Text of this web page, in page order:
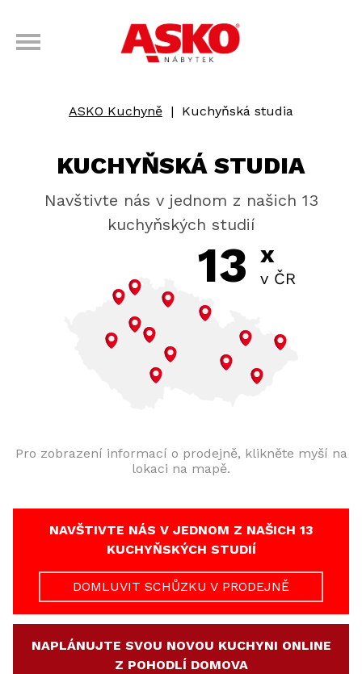
ASKO Kuchyně | Kuchyňská studia
KUCHYŇSKÁ STUDIA
Navštivte nás v jednom z našich 13
kuchyňských studií
13 x
v ČR
Pro zobrazení informací o prodejně, klikněte myší na
lokaci na mapě.
NAVŠTIVTE NÁS V JEDNOM Z NAŠICH 13
KUCHYŇSKÝCH STUDIÍ
DOMLUVIT SCHŮZKU V PRODEJNĚ
NAPLÁNUJTE SVOU NOVOU KUCHYNI ONLINE
Z POHODLÍ DOMOVA